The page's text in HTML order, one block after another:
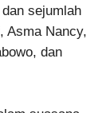
sejumlah
Asma Nancy,
dan